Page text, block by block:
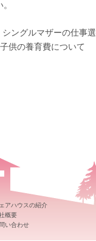
シングルマザーの仕事
子供の養育費について
アハウスの紹介
概要
い合わせ